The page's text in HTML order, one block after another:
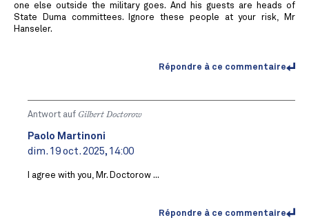
one else outside the military goes. And his guests are heads of
State Duma committees. Ignore these people at your risk, Mr
Hanseler.
Répondre à ce commentaire
Antwort auf Gilbert Doctorow
Paolo Martinoni
dim. 19 oct. 2025, 14:00
I agree with you, Mr. Doctorow ...
Répondre à ce commentaire